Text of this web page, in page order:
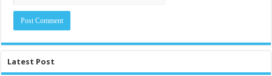
Latest Post